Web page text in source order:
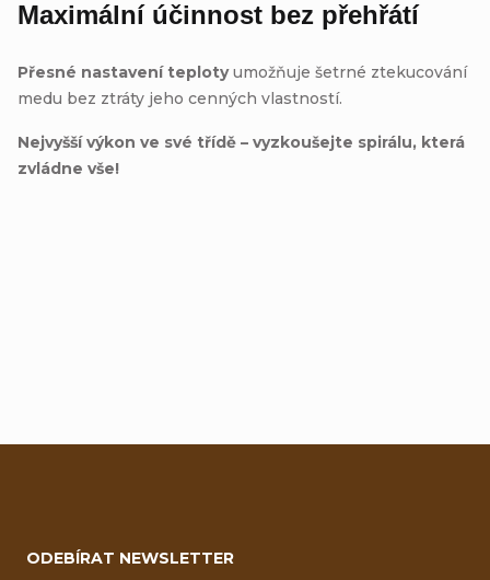
Maximální účinnost bez přehřátí
Přesné nastavení teplotyumožňuje šetrné ztekucování
medu bez ztráty jeho cenných vlastností.
Nejvyšší výkon ve své třídě – vyzkoušejte spirálu, která
zvládne vše!
ODEBÍRAT NEWSLETTER